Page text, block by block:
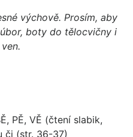
výchově. Prosím, aby
boty do tělocvičny i
PĚ, VĚ (čtení slabik,
čj (str. 36-37)